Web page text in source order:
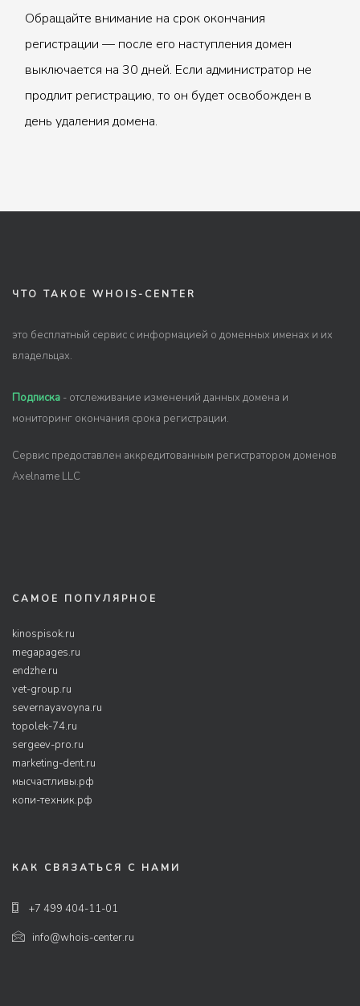
Обращайте внимание на срок окончания
регистрации — после его наступления домен
выключается на 30 дней. Если администратор не
продлит регистрацию, то он будет освобожден в
день удаления домена.
ЧТО ТАКОЕ WHOIS-CENTER
это бесплатный сервис с информацией о доменных именах и их
владельцах.
Подписка - отслеживание изменений данных домена и
мониторинг окончания срока регистрации.
Сервис предоставлен аккредитованным регистратором доменов
Axelname LLC
САМОЕ ПОПУЛЯРНОЕ
kinospisok.ru
megapages.ru
endzhe.ru
vet-group.ru
severnayavoyna.ru
topolek-74.ru
sergeev-pro.ru
marketing-dent.ru
мысчастливы.рф
копи-техник.рф
КАК СВЯЗАТЬСЯ С НАМИ
+7 499 404-11-01
info@whois-center.ru